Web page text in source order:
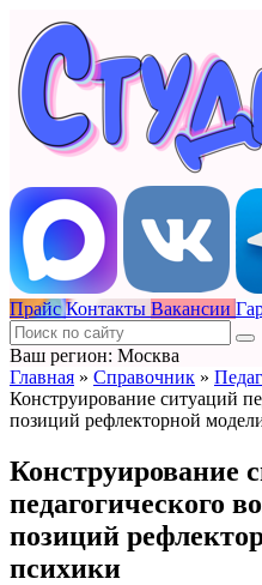
Прайс Контакты Вакансии
Ваш регион: Москва
Главная » Справочник »
Конструирование ситуаций
позиций рефлекторной
Конструирование
педагогического
позиций
психики